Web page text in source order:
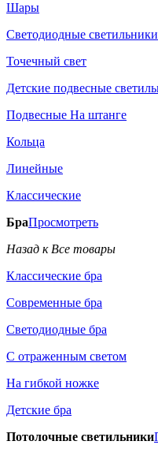
Шары
Светодиодные светильники
Точечный свет
Детские подвесные
Подвесные На штанге
Кольца
Линейные
Классические
БраПросмотреть
Назад к Все товары
Классические бра
Современные бра
Светодиодные бра
С отраженным светом
На гибкой ножке
Детские бра
Потолочные светильники